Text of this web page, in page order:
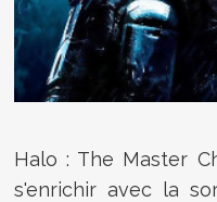
Halo : The Master
s'enrichir avec la